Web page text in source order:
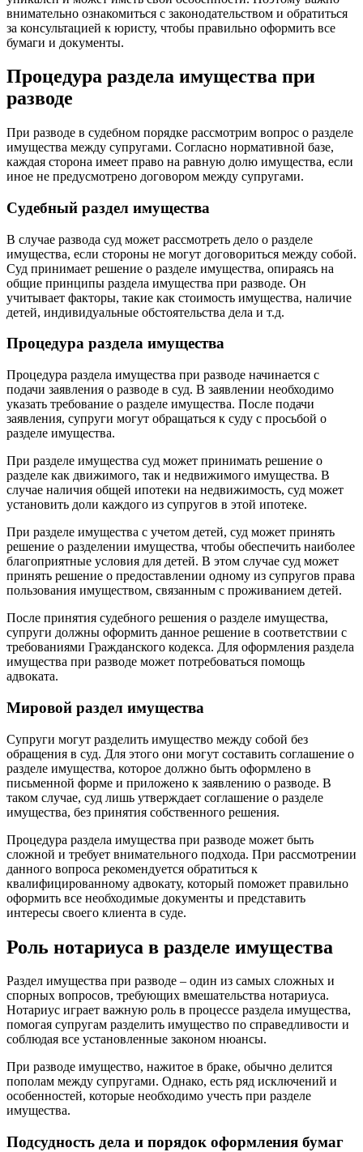
внимательно ознакомиться с законодательством и обратиться
за консультацией к юристу, чтобы правильно оформить все
бумаги и документы.
Процедура раздела имущества при
разводе
При разводе в судебном порядке рассмотрим вопрос о разделе
имущества между супругами. Согласно нормативной базе,
каждая сторона имеет право на равную долю имущества, если
иное не предусмотрено договором между супругами.
Судебный раздел имущества
В случае развода суд может рассмотреть дело о разделе
имущества, если стороны не могут договориться между собой.
Суд принимает решение о разделе имущества, опираясь на
общие принципы раздела имущества при разводе. Он
учитывает факторы, такие как стоимость имущества, наличие
детей, индивидуальные обстоятельства дела и т.д.
Процедура раздела имущества
Процедура раздела имущества при разводе начинается с
подачи заявления о разводе в суд. В заявлении необходимо
указать требование о разделе имущества. После подачи
заявления, супруги могут обращаться к суду с просьбой о
разделе имущества.
При разделе имущества суд может принимать решение о
разделе как движимого, так и недвижимого имущества. В
случае наличия общей ипотеки на недвижимость, суд может
установить доли каждого из супругов в этой ипотеке.
При разделе имущества с учетом детей, суд может принять
решение о разделении имущества, чтобы обеспечить наиболее
благоприятные условия для детей. В этом случае суд может
принять решение о предоставлении одному из супругов права
пользования имуществом, связанным с проживанием детей.
После принятия судебного решения о разделе имущества,
супруги должны оформить данное решение в соответствии с
требованиями Гражданского кодекса. Для оформления раздела
имущества при разводе может потребоваться помощь
адвоката.
Мировой раздел имущества
Супруги могут разделить имущество между собой без
обращения в суд. Для этого они могут составить соглашение о
разделе имущества, которое должно быть оформлено в
письменной форме и приложено к заявлению о разводе. В
таком случае, суд лишь утверждает соглашение о разделе
имущества, без принятия собственного решения.
Процедура раздела имущества при разводе может быть
сложной и требует внимательного подхода. При рассмотрении
данного вопроса рекомендуется обратиться к
квалифицированному адвокату, который поможет правильно
оформить все необходимые документы и представить
интересы своего клиента в суде.
Роль нотариуса в разделе имущества
Раздел имущества при разводе – один из самых сложных и
спорных вопросов, требующих вмешательства нотариуса.
Нотариус играет важную роль в процессе раздела имущества,
помогая супругам разделить имущество по справедливости и
соблюдая все установленные законом нюансы.
При разводе имущество, нажитое в браке, обычно делится
пополам между супругами. Однако, есть ряд исключений и
особенностей, которые необходимо учесть при разделе
имущества.
Подсудность дела и порядок оформления бумаг